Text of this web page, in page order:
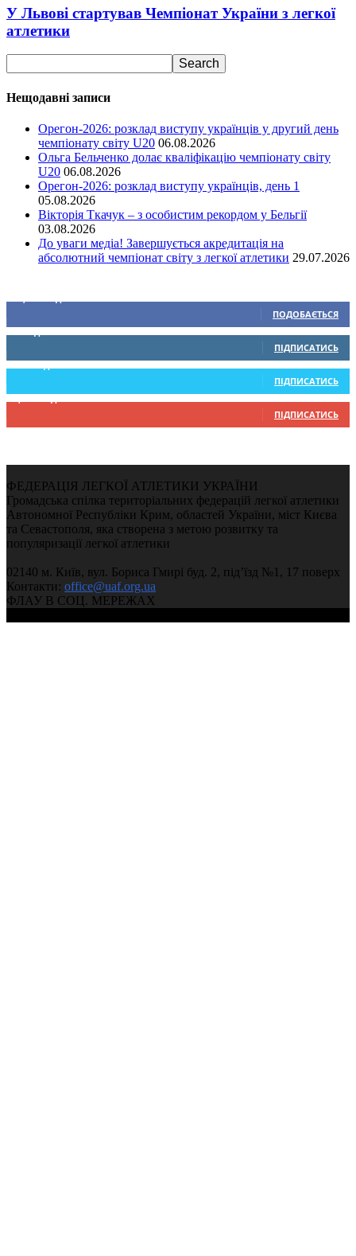
У Львові стартував Чемпіонат України з легкої
атлетики
Нещодавні записи
Орегон-2026: розклад виступу українців у другий день
чемпіонату світу U20 06.08.2026
Ольга Бельченко долає кваліфікацію чемпіонату світу
U20 06.08.2026
Орегон-2026: розклад виступу українців, день 1
05.08.2026
Вікторія Ткачук – з особистим рекордом у Бельгії
03.08.2026
До уваги медіа! Завершується акредитація на
абсолютний чемпіонат світу з легкої атлетики 29.07.2026
ПОДОБАЄТЬСЯ
0 Підписників
ПІДПИСАТИСЬ
234 Підписників
ПІДПИСАТИСЬ
9,370 Підписників
ПІДПИСАТИСЬ
ФЕДЕРАЦІЯ ЛЕГКОЇ АТЛЕТИКИ УКРАЇНИ
Громадська спілка територіальних федерацій легкої атлетики
Автономної Республіки Крим, областей України, міст Києва
та Севастополя, яка створена з метою розвитку та
популяризації легкої атлетики
02140 м. Київ, вул. Бориса Гмирі буд. 2, під’їзд №1, 17 поверх
Контакти: office@uaf.org.ua
ФЛАУ В СОЦ. МЕРЕЖАХ